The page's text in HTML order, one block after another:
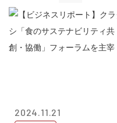
2024.11.21